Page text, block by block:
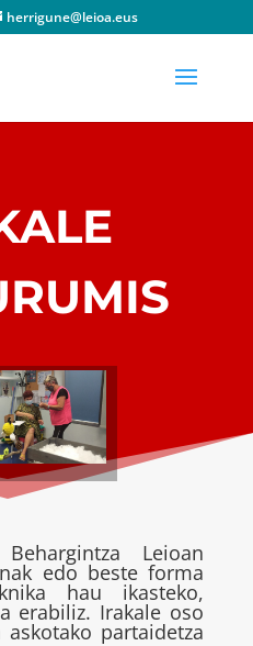
herrigune@leioa.eus
Leioan
edo beste forma
hau ikasteko,
erabiliz. Irakale oso
partaidetza